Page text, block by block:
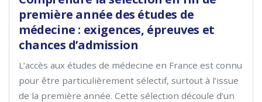
première année des études de
médecine : exigences, épreuves et
chances d’admission
L’accès aux études de médecine en France est connu
pour être particulièrement sélectif, surtout à l’issue
de la première année. Cette sélection découle d’un